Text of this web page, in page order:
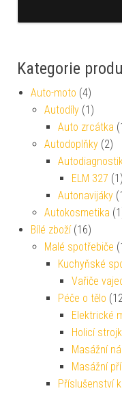
Kategorie
Auto-moto (4)
Autodíly (1)
Auto zrcátka
Autodoplňky (2)
ELM 327 (1)
Autonavijáky
Autokosmetika
Bílé zboží (16)
Malé spotřebiče
Kuchyňské
Vařiče
Péče o tělo
Elektrické
Holicí
Masážní
Masážní
Příslušenství